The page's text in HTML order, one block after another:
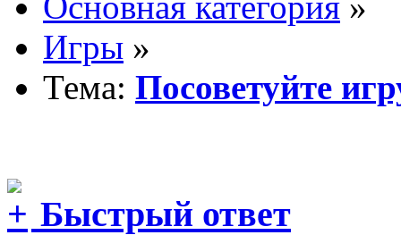
Игры »
Тема: Посоветуйте
Быстрый ответ